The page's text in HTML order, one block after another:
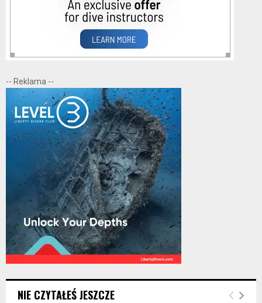
-- Reklama --
NIE CZYTAŁEŚ JESZCZE